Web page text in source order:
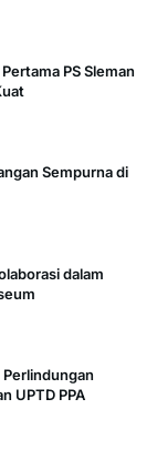
PS Sleman
Sempurna di
dalam
UPTD PPA